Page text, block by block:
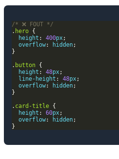
/* ❌ FOUT */
. hero
height : 400px
overflow: hidden
. button
height : 48px
line-height : 48px
overflow: hidden
. card-title
height : 60px
overflow: hidden